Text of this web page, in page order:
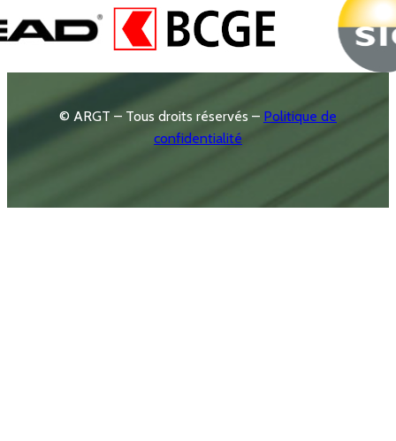
© ARGT – Tous droits réservés – Politique de
confidentialité